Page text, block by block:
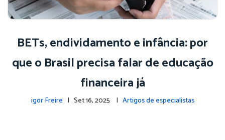
BETs, endividamento e infância: por
que o Brasil precisa falar de educação
financeira já
igor Freire | Set 16, 2025 | Artigos de especialistas